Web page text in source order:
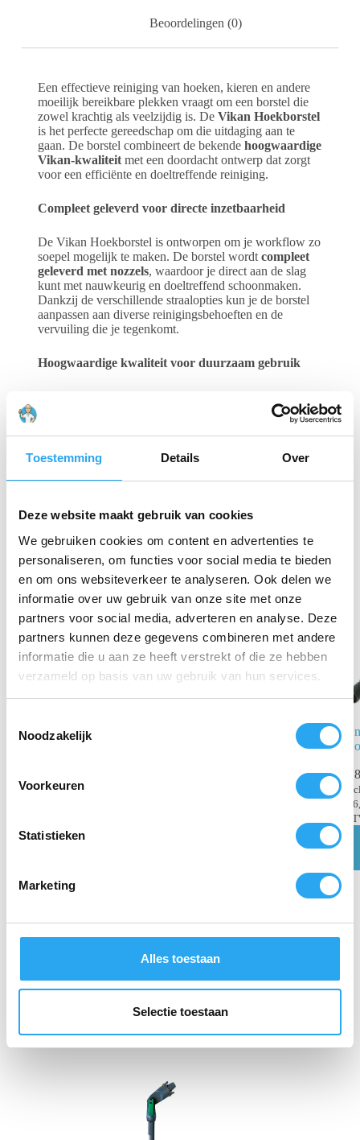
Toestemming Details Over
Deze website maakt gebruik van cookies
We gebruiken cookies om content en advertenties te
personaliseren, om functies voor social media te bieden
en om ons websiteverkeer te analyseren. Ook delen we
informatie over uw gebruik van onze site met onze
partners voor social media, adverteren en analyse. Deze
partners kunnen deze gegevens combineren met andere
informatie die u aan ze heeft verstrekt of die ze hebben
verzameld op basis van uw gebruik van hun services.
t
Noodzakelijk
Voorkeuren
Statistieken
Marketing
Alles toestaan
Selectie toestaan
Beoordelingen (0)
Een effectieve reiniging van hoeken, kieren en andere
moeilijk bereikbare plekken vraagt om een borstel die
zowel krachtig als veelzijdig is. De Vikan Hoekborstel
is het perfecte gereedschap om die uitdaging aan te
gaan. De borstel combineert de bekende hoogwaardige
Vikan-kwaliteitmet een doordacht ontwerp dat zorgt
voor een efficiënte en doeltreffende reiniging.
Compleet geleverd voor directe inzetbaarheid
De Vikan Hoekborstel is ontworpen om je workflow zo
soepel mogelijk te maken. De borstel wordt compleet
geleverd met nozzels, waardoor je direct aan de slag
kunt met nauwkeurig en doeltreffend schoonmaken.
Dankzij de verschillende straalopties kun je de borstel
aanpassen aan diverse reinigingsbehoeften en de
vervuiling die je tegenkomt.
Hoogwaardige kwaliteit voor duurzaam gebruik
hoogwaardige
materialendie garant staan voor een lange levensduur,
zelfs bij intensief en dagelijks gebruik.
die lastige plekken.
Gerelateerde producten